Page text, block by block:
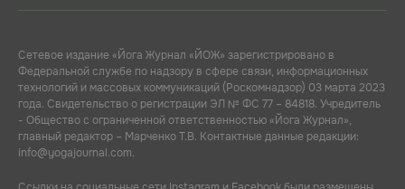
Сетевое издание «Йога Журнал «ЙОЖ» зарегистрировано в
Федеральной службе по надзору в сфере связи, информационных
технологий и массовых коммуникаций (Роскомнадзор) 03 марта 2023
года. Свидетельство о регистрации ЭЛ № ФС 77 – 84818. Учредитель
- Общество с ограниченной ответственностью «Йога Журнал»,
главный редактор – Марченко Т.В. Контактные данные редакции:
info@yogajournal.com.